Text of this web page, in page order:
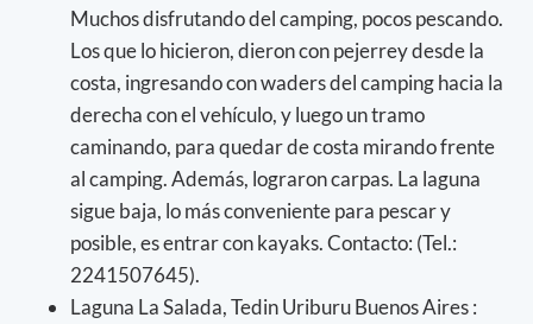
Muchos disfrutando del camping, pocos pescando.
Los que lo hicieron, dieron con pejerrey desde la
costa, ingresando con waders del camping hacia la
derecha con el vehículo, y luego un tramo
caminando, para quedar de costa mirando frente
al camping. Además, lograron carpas. La laguna
sigue baja, lo más conveniente para pescar y
posible, es entrar con kayaks. Contacto: (Tel.:
2241507645).
Laguna La Salada, Tedin Uriburu Buenos Aires :